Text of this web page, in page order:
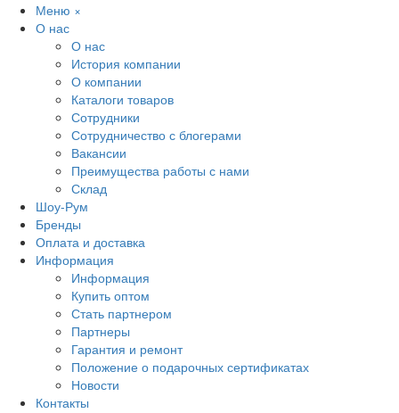
Меню ×
О нас
О нас
История компании
О компании
Каталоги товаров
Сотрудники
Сотрудничество с блогерами
Вакансии
Преимущества работы с нами
Склад
Шоу-Рум
Бренды
Оплата и доставка
Информация
Информация
Купить оптом
Стать партнером
Партнеры
Гарантия и ремонт
Положение о подарочных сертификатах
Новости
Контакты